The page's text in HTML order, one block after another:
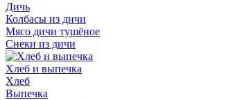
Дичь
Колбасы из дичи
Мясо дичи тушёное
Снеки из дичи
Хлеб и выпечка
Хлеб
Выпечка